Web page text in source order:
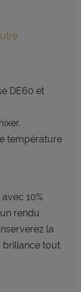
DE60 et
température
10%
rendu
la
brillance tout